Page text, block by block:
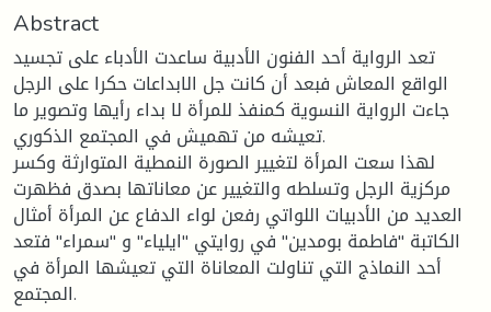
Abstract
تعد الرواية أحد الفنون الأدبية ساعدت الأدباء على تجسيد
الواقع المعاش فبعد أن كانت جل الابداعات حكرا على الرجل
جاءت الرواية النسوية كمنفذ للمرأة لا بداء رأيها وتصوير ما
تعيشه من تهميش في المجتمع الذكوري.
لهذا سعت المرأة لتغيير الصورة النمطية المتوارثة وكسر
مركزية الرجل وتسلطه والتغيير عن معاناتها بصدق فظهرت
العديد من الأدبيات اللواتي رفعن لواء الدفاع عن المرأة أمثال
الكاتبة "فاطمة بومدين" في روايتي "ايلياء" و "سمراء" فتعد
أحد النماذج التي تناولت المعاناة التي تعيشها المرأة في
المجتمع.